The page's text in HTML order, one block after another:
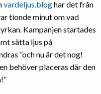
vardeljus.bloghar det från
tionde minut om vad
Kampanjen startades
sätta ljus på
”och nu är det nog!
behöver placeras där den